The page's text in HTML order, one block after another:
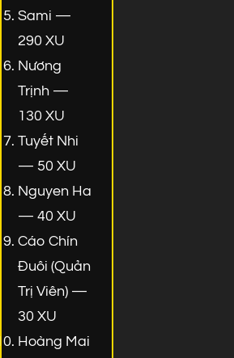
Sami —
290 XU
Nương
Trịnh —
130 XU
Tuyết Nhi
— 50 XU
Nguyen Ha
— 40 XU
Cáo Chín
Đuôi (Quản
Trị Viên) —
30 XU
Hoàng Mai